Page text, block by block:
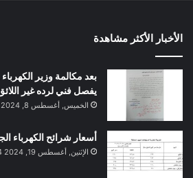
الأخبار الأكثر مشاهدة
يفصل فني لرده غير
الخميس, أغسطس 8, 2024 8:36 م
أسعار شرائح الكهرباء الجديدة
الإثنين, أغسطس 19, 2024 10:34 م